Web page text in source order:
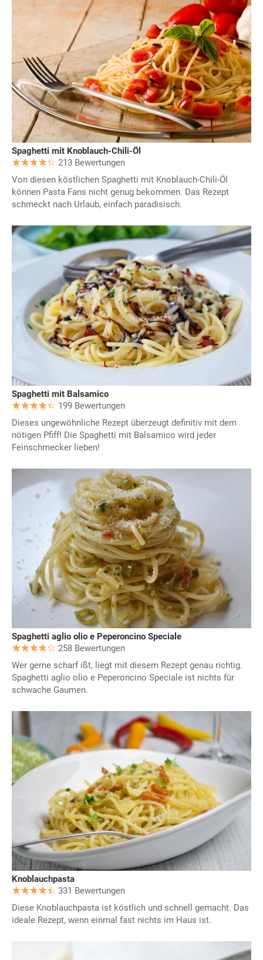
Spaghetti mit Knoblauch-Chili-Öl
213 Bewertungen
Von diesen köstlichen Spaghetti mit Knoblauch-Chili-Öl
können Pasta Fans nicht genug bekommen. Das Rezept
schmeckt nach Urlaub, einfach paradisisch.
Spaghetti mit Balsamico
199 Bewertungen
Dieses ungewöhnliche Rezept überzeugt definitiv mit dem
nötigen Pfiff! Die Spaghetti mit Balsamico wird jeder
Feinschmecker lieben!
Spaghetti aglio olio e Peperoncino Speciale
258 Bewertungen
Wer gerne scharf ißt, liegt mit diesem Rezept genau richtig.
Spaghetti aglio olio e Peperoncino Speciale ist nichts für
schwache Gaumen.
Knoblauchpasta
331 Bewertungen
Diese Knoblauchpasta ist köstlich und schnell gemacht. Das
ideale Rezept, wenn einmal fast nichts im Haus ist.